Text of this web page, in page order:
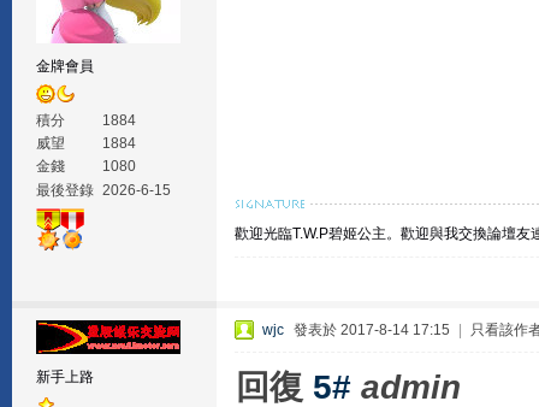
金牌會員
積分
1884
威望
1884
金錢
1080
最後登錄 2026-6-15
歡迎光臨T.W.P碧姬公主。 歡迎與我交換論壇友
新手上路
wjc 發表於 2017-8-14 17:15 只看該作
回復 5# admin